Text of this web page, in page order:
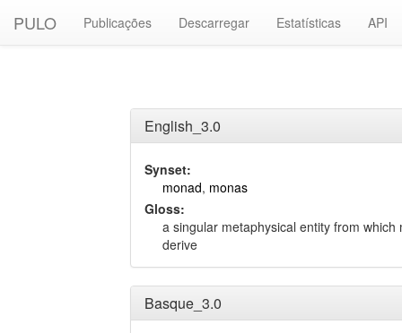
PULO Publicações Descarregar Estatísticas API
English_3.0
Synset:
monad, monas
Gloss:
a singular metaphysical entity from
derive
Basque_3.0